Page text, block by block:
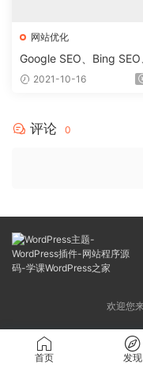
网站优化
Google SEO、Bing SEO
hoo SEO的区别在哪里？
2021-10-16
评论 0
欢迎您
首页 发现